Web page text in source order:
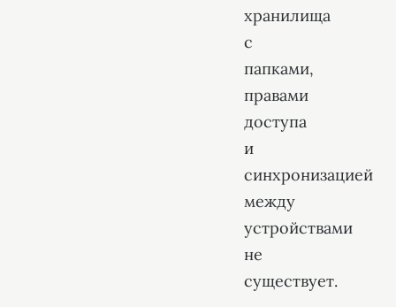
хранилища
с
папками,
правами
доступа
и
синхронизацией
между
устройствами
не
существует.